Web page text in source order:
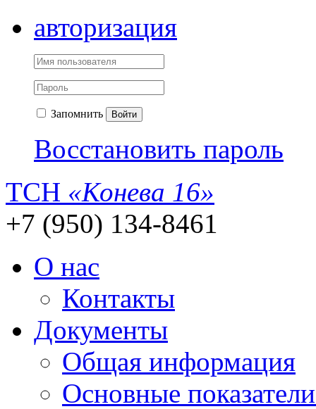
авторизация
Запомнить Войти
Восстановить пароль
ТСН «Конева 16»
+7 (950) 134-8461
О нас
Контакты
Документы
Общая информация
Основные